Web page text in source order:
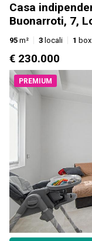
Casa
Buonarroti, 7,
95 m² 3 locali 1 box
€ 230.000
PREMIUM